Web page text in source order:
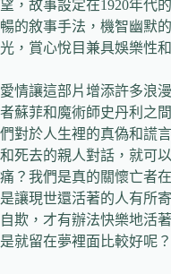
望，故事設定在1920年代
暢的敘事手法，機智幽默
光，賞心悅目兼具娛樂性
愛情讓這部片增添許多浪
者蘇菲和魔術師史丹利之
們對於人生裡的真偽和謊
和死去的親人對話，就可
痛？我們是真的關懷亡者
是讓現世還活著的人有所
自欺，才有辦法快樂地活
是就留在夢裡面比較好呢？